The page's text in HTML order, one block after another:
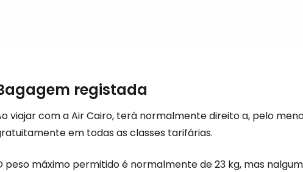
registada
viajar com a Air Cairo, terá normalmente direito a, pelo
em todas as classes tarifárias.
peso máximo permitido é normalmente de 23 kg, mas